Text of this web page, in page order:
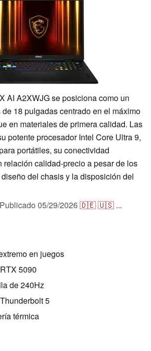
AI A2XWJG se posiciona como un
18 pulgadas centrado en el máximo
en materiales de primera calidad. Las
potente procesador Intel Core Ultra 9,
portátiles, su conectividad
relación calidad-precio a pesar de los
del chasis y la disposición del
Publicado 05/29/2026🇩🇪🇺🇸 ...
en juegos
5090
de 240Hz
5
térmica